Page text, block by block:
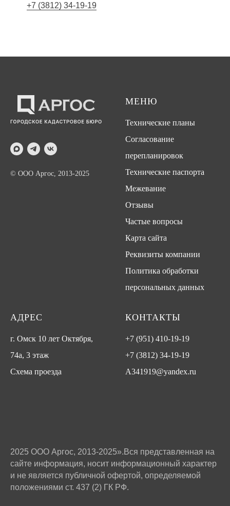
+7 (3812) 34-19-19
© ООО Аргос, 2013-2025
МЕНЮ
Технические планы
Согласование
перепланировок
Технические паспорта
Межевание
Отзывы
Частые вопросы
Карта сайта
Реквизиты компании
Политика обработки
персональных данных
АДРЕС
г. Омск 10 лет Октября,
74а, 3 этаж
Схема проезда
КОНТАКТЫ
+7 (951) 410-19-19
+7 (3812) 34-19-19
A341919@yandex.ru
2025 ООО Аргос, 2013-2025».Вся представленная на
сайте информация, носит информационный характер
и не является публичной офертой, определяемой
положениями ст. 437 (2) ГК РФ.